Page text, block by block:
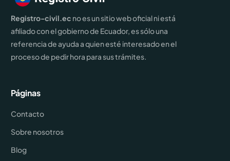
Registro-civil.ec no es un sitio web oficial ni está
afiliado con el gobierno de Ecuador, es sólo una
referencia de ayuda a quien esté interesado en el
proceso de pedir hora para sus trámites.
Páginas
Contacto
Sobre nosotros
Blog